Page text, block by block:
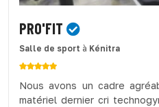
PRO'FIT
Salle de sport à Kénitra
Nous avons un cadre
matériel dernier cri